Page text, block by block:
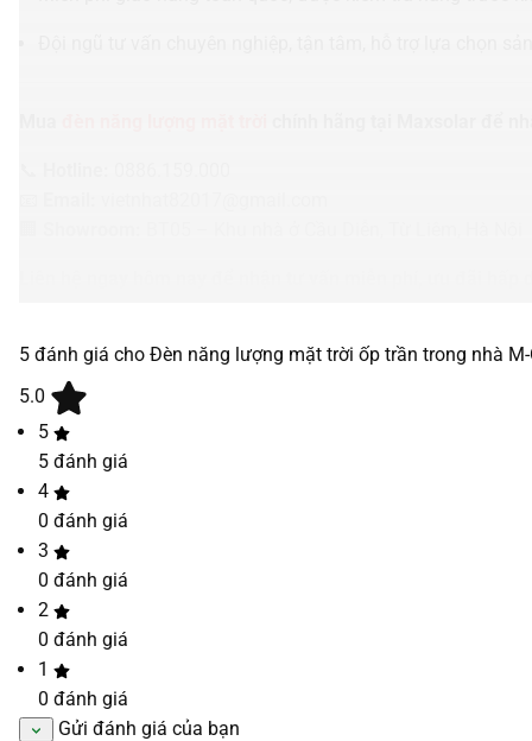
5 đánh giá cho Đèn năng lượng mặt trời ốp trần trong nhà
5.0
5
5 đánh giá
4
0 đánh giá
3
0 đánh giá
2
0 đánh giá
1
0 đánh giá
Gửi đánh giá của bạn